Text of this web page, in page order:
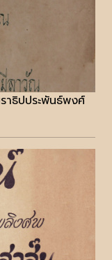
าธิปประพันธ์พงศ์